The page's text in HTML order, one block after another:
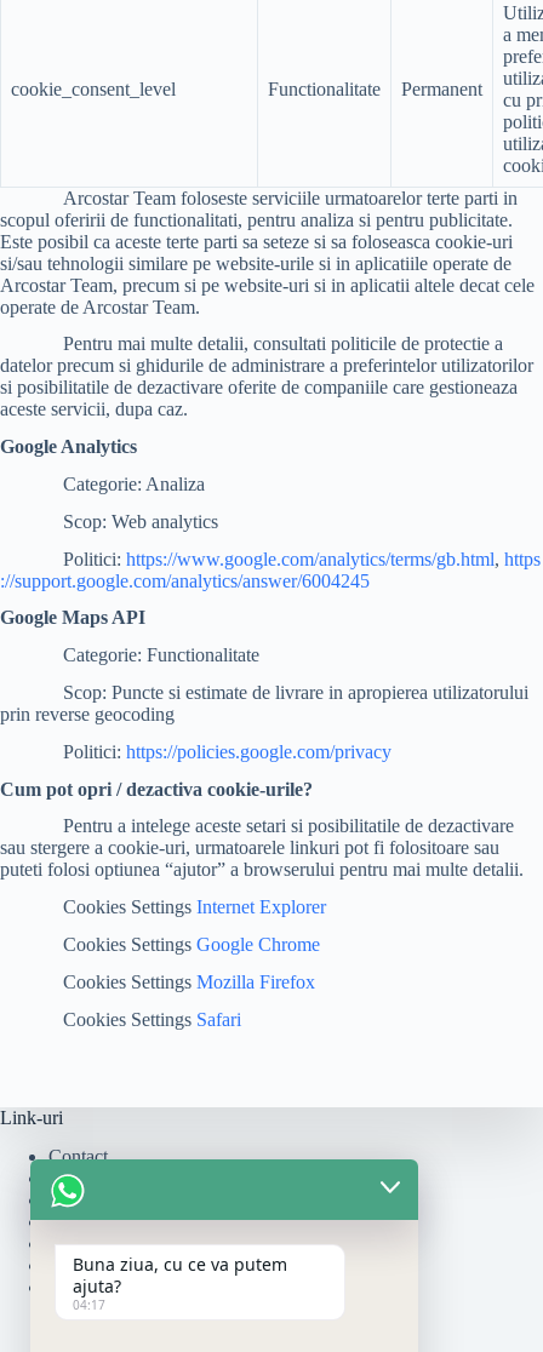
cookie_consent_level Functionalitate Permanent
a
cu
Arcostar Team foloseste serviciile urmatoarelor terte parti in
scopul oferirii de functionalitati, pentru analiza si pentru publicitate.
Este posibil ca aceste terte parti sa seteze si sa foloseasca cookie-uri
si/sau tehnologii similare pe website-urile si in aplicatiile operate de
Arcostar Team, precum si pe website-uri si in aplicatii altele decat cele
operate de Arcostar Team.
Pentru mai multe detalii, consultati politicile de protectie a
datelor precum si ghidurile de administrare a preferintelor utilizatorilor
si posibilitatile de dezactivare oferite de companiile care gestioneaza
aceste servicii, dupa caz.
Google Analytics
Categorie: Analiza
Scop: Web analytics
Politici: https://www.google.com/analytics/terms/gb.html, https
://support.google.com/analytics/answer/6004245
Google Maps API
Categorie: Functionalitate
Scop: Puncte si estimate de livrare in apropierea utilizatorului
prin reverse geocoding
Politici: https://policies.google.com/privacy
Cum pot opri / dezactiva cookie-urile?
Pentru a intelege aceste setari si posibilitatile de dezactivare
sau stergere a cookie-uri, urmatoarele linkuri pot fi folositoare sau
puteti folosi optiunea “ajutor” a browserului pentru mai multe detalii.
Cookies Settings Internet Explorer
Cookies Settings Google Chrome
Cookies Settings Mozilla Firefox
Cookies Settings Safari
Link-uri
Contact
Cum se monteaza
Politica de Livrare
Politică de rambursări și returnări
Politica de Retur
Politica de Utilizare Cookie-uri
Termeni si Conditii
Buna ziua, cu ce va putem
ajuta?
04:17